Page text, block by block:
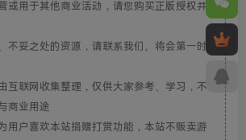
或用于其他商业活动，请您购买正版授权并
不妥之处的资源，请联系我们。将会第一时
互联网收集整理，仅供大家参考、学习，不
商业用途
用户喜欢本站捐赠打赏功能，本站不贩卖游